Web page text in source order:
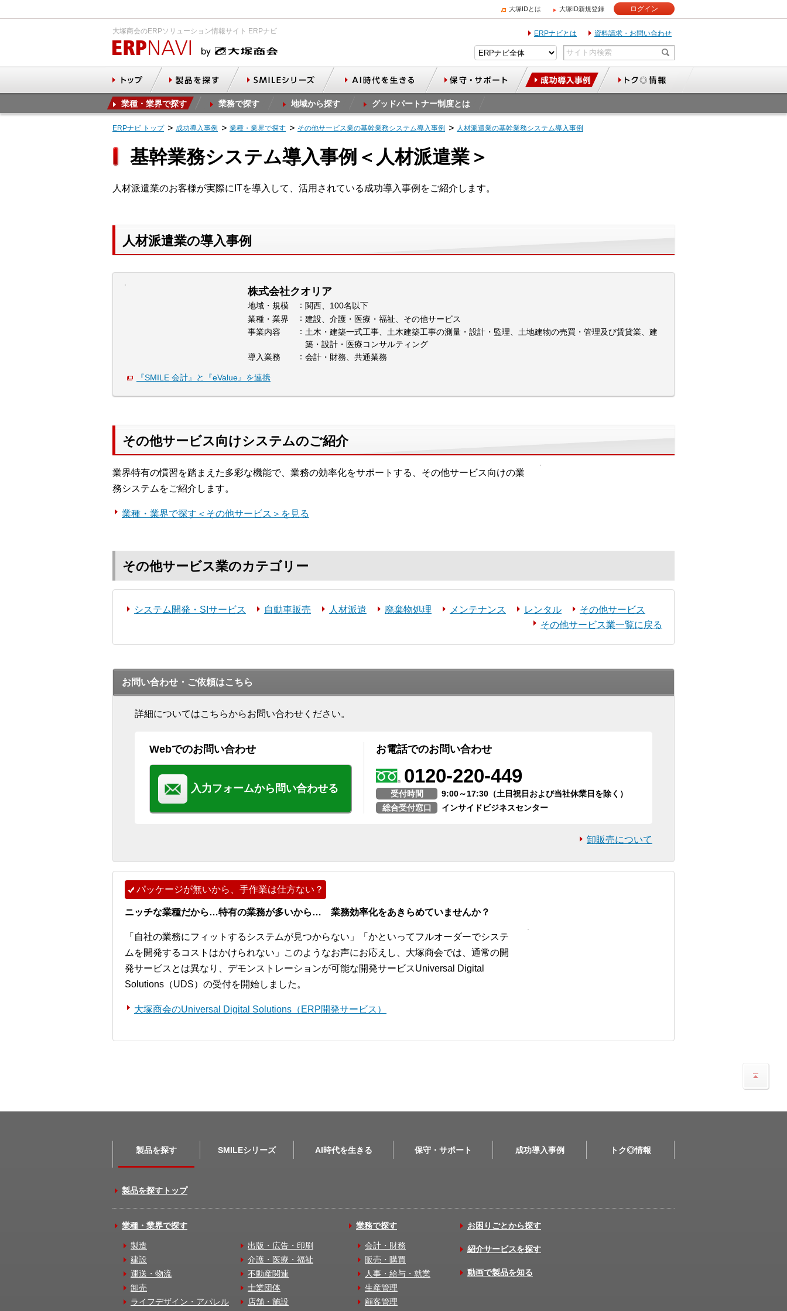
大塚IDとは 大塚ID新規登録 ログイン
大塚商会のERPソリューション情報サイト ERPナビ ERPナビとは 資料請求・お問い合わせ
業種・業界で探す 業務で探す 地域から探す グッドパートナー制度とは
ERPナビ トップ 成功導入事例 業種・業界で探す その他サービス業の基幹業務システム導入事例 人材派遣業の基幹業務システム導入事例
基幹業務システム導入事例＜人材派遣業＞
人材派遣業のお客様が実際にITを導入して、活用されている成功導入事例をご紹介します。
人材派遣業の導入事例
株式会社クオリア
地域・規模
関西、100名以下
業種・業界
建設、介護・医療・福祉、その他サービス
事業内容
土木・建築一式工事、土木建築工事の測量・設計・監理、土地建物の売買・管理及び賃貸業、建
築・設計・医療コンサルティング
導入業務
会計・財務、共通業務
『SMILE 会計』と『eValue』を連携
その他サービス向けシステムのご紹介
業界特有の慣習を踏まえた多彩な機能で、業務の効率化をサポートする、その他サービス向けの業
務システムをご紹介します。
業種・業界で探す＜その他サービス＞を見る
その他サービス業のカテゴリー
システム開発・SIサービス 自動車販売 人材派遣 廃棄物処理 メンテナンス レンタル
その他サービス
その他サービス業一覧に戻る
お問い合わせ・ご依頼はこちら
詳細についてはこちらからお問い合わせください。
Webでのお問い合わせ
入力フォームから問い合わせる
お電話でのお問い合わせ
0120-220-449
受付時間
9:00～17:30（土日祝日および当社休業日を除く）
総合受付窓口
インサイドビジネスセンター
卸販売について
パッケージが無いから、手作業は仕方ない？
ニッチな業種だから…特有の業務が多いから… 業務効率化をあきらめていませんか？
「自社の業務にフィットするシステムが見つからない」「かといってフルオーダーでシステ
ムを開発するコストはかけられない」このようなお声にお応えし、大塚商会では、通常の開
発サービスとは異なり、デモンストレーションが可能な開発サービスUniversal Digital
Solutions（UDS）の受付を開始しました。
大塚商会のUniversal Digital Solutions（ERP開発サービス）
製品を探す SMILEシリーズ AI時代を生きる 保守・サポート 成功導入事例 トク◎情報
製品を探すトップ
業種・業界で探す
製造
建設
運送・物流
卸売
ライフデザイン・アパレル
出版・広告・印刷
介護・医療・福祉
不動産関連
士業団体
店舗・施設
業務で探す
会計・財務
販売・購買
人事・給与・就業
生産管理
顧客管理
お困りごとから探す
紹介サービスを探す
動画で製品を知る